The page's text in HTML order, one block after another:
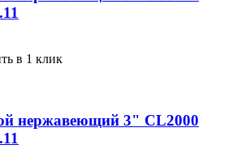
в 1 клик
нержавеющий 3" CL2000